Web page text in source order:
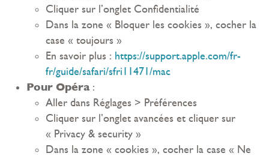
Cliquer sur l’onglet Confidentialité
Dans la zone « Bloquer les cookies », cocher la
case « toujours »
En savoir plus : https://support.apple.com/fr-
fr/guide/safari/sfri11471/mac
Pour Opéra:
Aller dans Réglages > Préférences
Cliquer sur l’onglet avancées et cliquer sur
« Privacy & security »
Dans la zone « cookies », cocher la case « Ne